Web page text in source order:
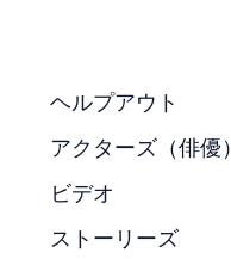
ヘルプアウト
アクターズ（俳優）
ビデオ
ストーリーズ